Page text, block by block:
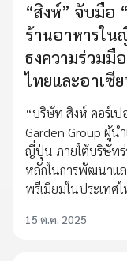
“สิงห์” จับมือ
ร้านอาหารใน
ธงความร่วม
ไทยและอาเซี
“บริษัท สิงห์ คอร์เป
Garden Group ผู้น
ญี่ปุ่น ภายใต้บริษัทร่
หลักในการพัฒนาแ
พรีเมียมในประเทศ
15 ต.ค. 2025